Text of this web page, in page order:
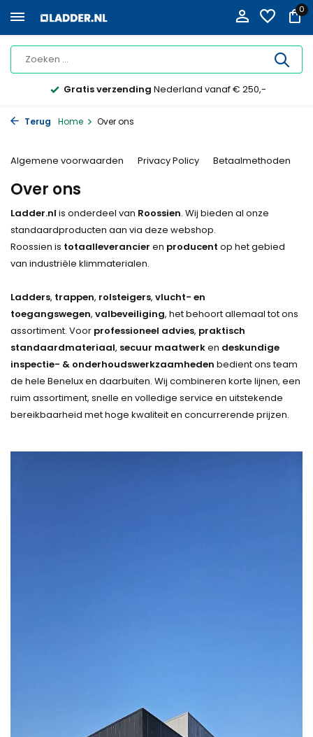
0
Gratis verzending Nederland vanaf € 250,-
Terug Home Over ons
Algemene voorwaarden Privacy Policy Betaalmethoden
Over ons
Ladder.nl is onderdeel van Roossien. Wij bieden al onze
standaardproducten aan via deze webshop.
Roossien is totaalleverancier en producent op het gebied
van industriële klimmaterialen.
Ladders, trappen, rolsteigers, vlucht- en
toegangswegen, valbeveiliging, het behoort allemaal tot ons
assortiment. Voor professioneel advies, praktisch
standaardmateriaal, secuur maatwerken deskundige
inspectie- & onderhoudswerkzaamheden bedient ons team
de hele Benelux en daarbuiten. Wij combineren korte lijnen, een
ruim assortiment, snelle en volledige service en uitstekende
bereikbaarheid met hoge kwaliteit en concurrerende prijzen.